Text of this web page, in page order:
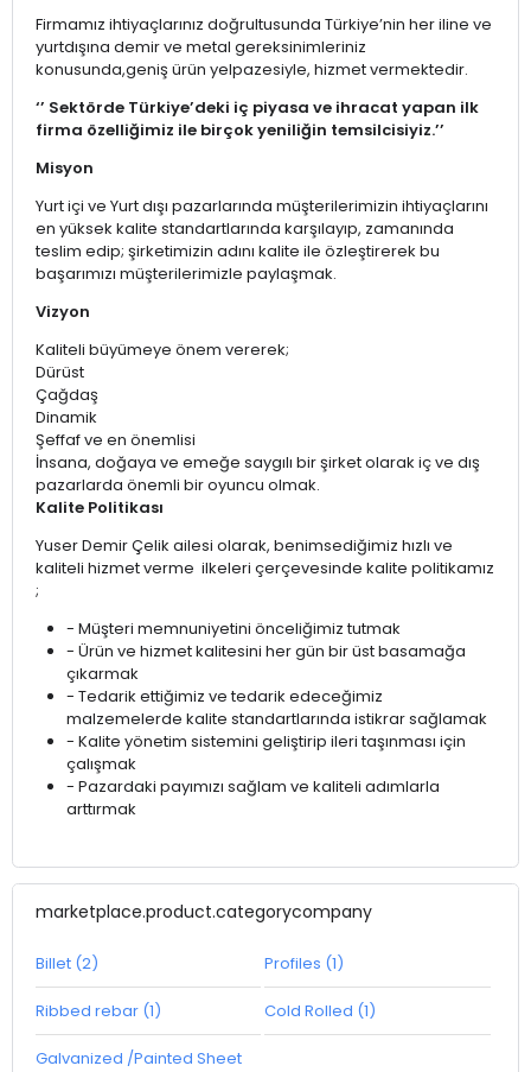
Firmamız ihtiyaçlarınız doğrultusunda Türkiye’nin her iline ve
yurtdışına demir ve metal gereksinimleriniz
konusunda,geniş ürün yelpazesiyle, hizmet vermektedir.
‘’ Sektörde Türkiye’deki iç piyasa ve ihracat yapan ilk
firma özelliğimiz ile birçok yeniliğin temsilcisiyiz.’’
Misyon
Yurt içi ve Yurt dışı pazarlarında müşterilerimizin ihtiyaçlarını
en yüksek kalite standartlarında karşılayıp, zamanında
teslim edip; şirketimizin adını kalite ile özleştirerek bu
başarımızı müşterilerimizle paylaşmak.
Vizyon
Kaliteli büyümeye önem vererek;
Dürüst
Çağdaş
Dinamik
Şeffaf ve en önemlisi
İnsana, doğaya ve emeğe saygılı bir şirket olarak iç ve dış
pazarlarda önemli bir oyuncu olmak.
Kalite Politikası
Yuser Demir Çelik ailesi olarak, benimsediğimiz hızlı ve
kaliteli hizmet verme ilkeleri çerçevesinde kalite politikamız
;
- Müşteri memnuniyetini önceliğimiz tutmak
- Ürün ve hizmet kalitesini her gün bir üst basamağa
çıkarmak
- Tedarik ettiğimiz ve tedarik edeceğimiz
malzemelerde kalite standartlarında istikrar sağlamak
- Kalite yönetim sistemini geliştirip ileri taşınması için
çalışmak
- Pazardaki payımızı sağlam ve kaliteli adımlarla
arttırmak
marketplace.product.categorycompany
Billet (2) Profiles (1)
Ribbed rebar (1) Cold Rolled (1)
Galvanized /Painted Sheet